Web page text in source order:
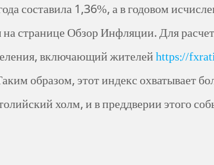
составила 1,36%, а в годовом
странице Обзор Инфляции. Для
включающий жителейhttps://
образом, этот индекс
холм, и в преддверии этого